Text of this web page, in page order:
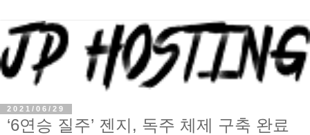
2021/06/29
‘6연승 질주’ 젠지, 독주 체제 구축 완료